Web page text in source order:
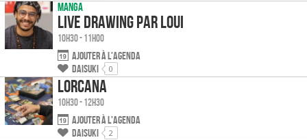
Manga
Live drawing par Loui
10h30 - 11h00
Ajouter à l'agenda
Daisuki
0
Lorcana
10h30 - 12h30
Ajouter à l'agenda
Daisuki
2